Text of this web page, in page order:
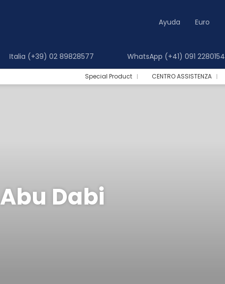
Ayuda Euro
Italia (+39) 02 89828577 WhatsApp (+41) 091 2280154
Special Product CENTRO ASSISTENZA
Abu Dabi